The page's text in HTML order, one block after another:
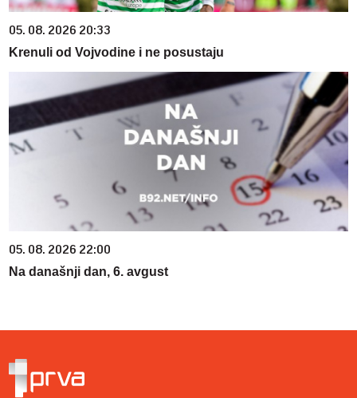
05. 08. 2026 20:33
Krenuli od Vojvodine i ne posustaju
05. 08. 2026 22:00
Na današnji dan, 6. avgust